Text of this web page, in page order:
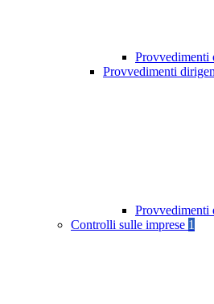
Provvedimenti
Provvedimenti
Provvedimenti
Controlli sulle imprese 1